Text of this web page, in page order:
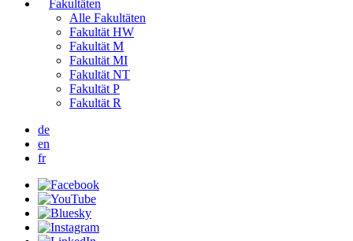
Fakultäten
Alle Fakultäten
Fakultät HW
Fakultät M
Fakultät MI
Fakultät NT
Fakultät P
Fakultät R
de
en
fr